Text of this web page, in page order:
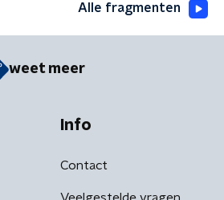
Alle fragmenten
weet meer
Info
Contact
Veelgestelde vragen